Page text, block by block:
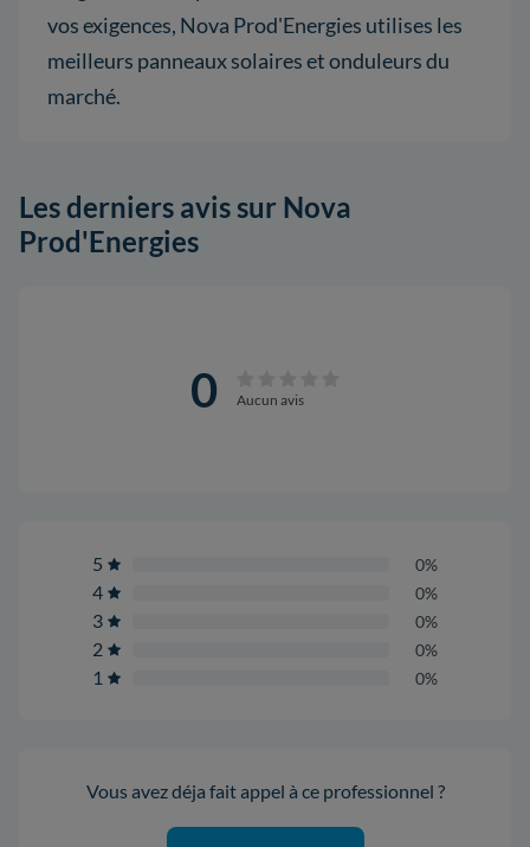
vos exigences, Nova Prod'Energies utilises les
meilleurs panneaux solaires et onduleurs du
marché.
Les derniers avis sur Nova
Prod'Energies
0 Aucun avis
5 0%
4 0%
3 0%
2 0%
1 0%
Vous avez déja fait appel à ce professionnel ?